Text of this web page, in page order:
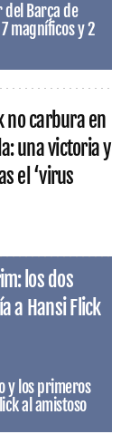
del Barça de
magníficos y 2
no carbura en
una victoria y
el ‘virus
los dos
a Hansi Flick
y los primeros
al amistoso